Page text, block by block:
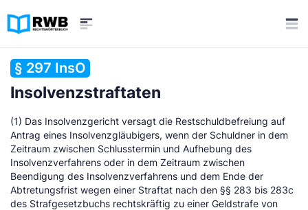
§ 297 InsO
Insolvenzstraftaten
(1) Das Insolvenzgericht versagt die Restschuldbefreiung auf
Antrag eines Insolvenzgläubigers, wenn der Schuldner in dem
Zeitraum zwischen Schlusstermin und Aufhebung des
Insolvenzverfahrens oder in dem Zeitraum zwischen
Beendigung des Insolvenzverfahrens und dem Ende der
Abtretungsfrist wegen einer Straftat nach den §§ 283 bis 283c
des Strafgesetzbuchs rechtskräftig zu einer Geldstrafe von